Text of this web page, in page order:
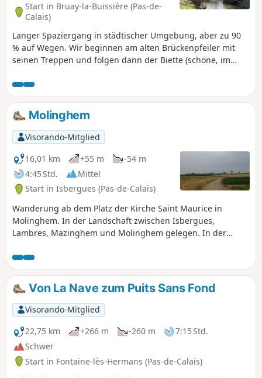
Start in Bruay-la-Buissière (Pas-de-
Calais)
Langer Spaziergang in städtischer Umgebung, aber zu 90
% auf Wegen. Wir beginnen am alten Brückenpfeiler mit
seinen Treppen und folgen dann der Biette (schöne, im
Dann geht es wieder bergauf (leider auf der Straße), bevor
wir wieder nach Beugin hinuntergehen. Wir folgen dann
einem weiteren Reiterweg bis zum Viadukt von Divion. Dort
führt uns ein etwas steiler Abstieg zurück zum Ufer der
Lawe. Wir folgen ihr zunächst am linken Ufer, dann am
rechten Ufer, bevor wir der Buslinie folgen. Und zum
krönenden Abschluss der Bois de la Volville mit einem
schönen Anstieg zum Abschluss.
Molinghem
Visorando-Mitglied
16,01 km
+55 m
-54 m
4:45 Std.
Mittel
Start in Isbergues (Pas-de-Calais)
Wanderung ab dem Platz der Kirche Saint Maurice in
Molinghem. In der Landschaft zwischen Isbergues,
Lambres, Mazinghem und Molinghem gelegen. In der
Von La Nave zum Puits Sans Fond
Visorando-Mitglied
22,75 km
+266 m -260 m
7:15 Std.
Schwer
Start in Fontaine-lès-Hermans (Pas-de-Calais)